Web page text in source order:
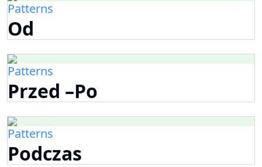
Patterns
Od
Patterns
Przed –Po
Patterns
Podczas